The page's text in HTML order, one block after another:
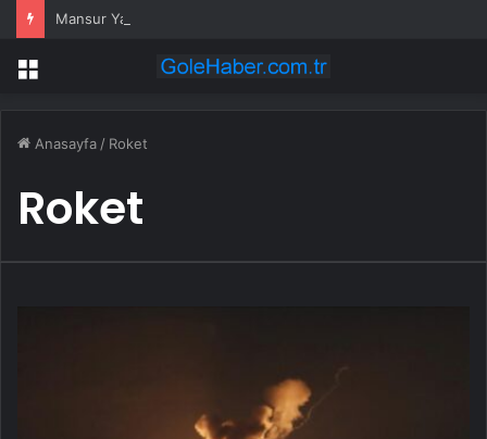
Menü
Anasayfa / Roket
Roket